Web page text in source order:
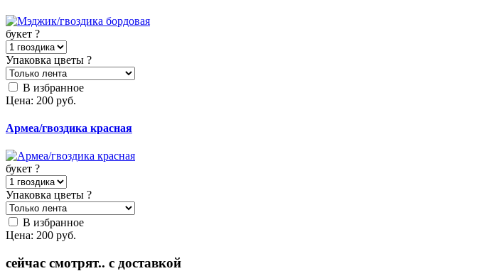
букет ?
Упаковка цветы ?
В избранное
Цена: 200 руб.
Армеа/гвоздика красная
букет ?
Упаковка цветы ?
В избранное
Цена: 200 руб.
сейчас смотрят.. с доставкой